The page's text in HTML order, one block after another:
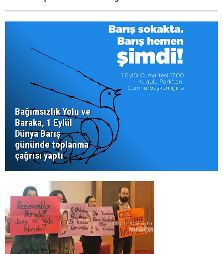
Bağımsızlık Yolu ve
Baraka, 1 Eylül
Dünya Barış
gününde toplanma
çağrısı yaptı